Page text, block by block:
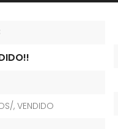
,VENDIDO